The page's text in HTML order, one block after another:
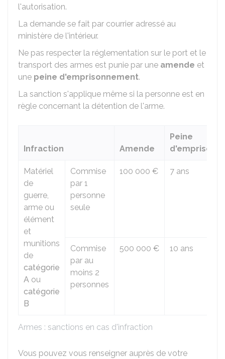
l'autorisation.
La demande se fait par courrier adressé au
ministère de l'intérieur.
Ne pas respecter la réglementation sur le port et le
transport des armes est punie par une amende et
une peine d'emprisonnement.
La sanction s'applique même si la personne est en
règle concernant la détention de l'arme.
Armes : sanctions en cas d'infraction
Infraction Amende
Peine
Matériel
de
guerre,
arme ou
élément
et
munitions
de
catégorie
A ou
catégorie
B
Commise
par 1
personne
seule
100 000 € 7 ans
Commise
par au
moins 2
personnes
500 000 € 10 ans
Vous pouvez vous renseigner auprès de votre